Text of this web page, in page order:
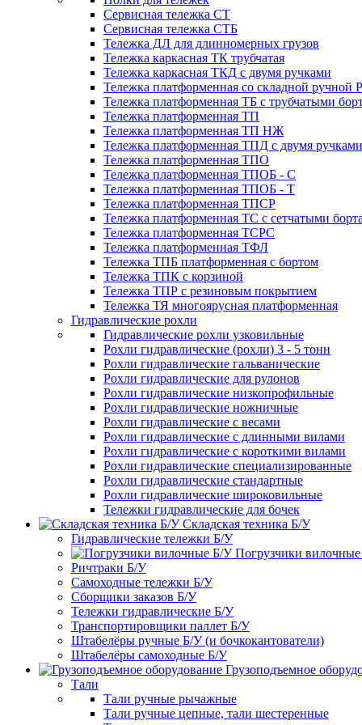
Сервисная тележка СТ
Сервисная тележка СТБ
Тележка ДЛ для длинномерных грузов
Тележка каркасная ТК трубчатая
Тележка каркасная ТКД с двумя ручками
Тележка платформенная со складной ручной
Тележка платформенная ТБ с трубчатыми
Тележка платформенная ТП
Тележка платформенная ТП НЖ
Тележка платформенная ТПД с двумя ручками
Тележка платформенная ТПО
Тележка платформенная ТПОБ - С
Тележка платформенная ТПОБ - Т
Тележка платформенная ТПСР
Тележка платформенная ТС с сетчатыми
Тележка платформенная ТСРС
Тележка платформенная ТФЛ
Тележка ТПБ платформенная с бортом
Тележка ТПК с корзиной
Тележка ТПР с резиновым покрытием
Тележка ТЯ многоярусная платформенная
Гидравлические рохли
Гидравлические рохли узковильные
Рохли гидравлические (рохли) 3 - 5 тонн
Рохли гидравлические гальванические
Рохли гидравлические для рулонов
Рохли гидравлические низкопрофильные
Рохли гидравлические ножничные
Рохли гидравлические с весами
Рохли гидравлические с длинными вилами
Рохли гидравлические с короткими вилами
Рохли гидравлические специализированные
Рохли гидравлические стандартные
Рохли гидравлические широковильные
Тележки гидравлические для бочек
Складская техника Б/У
Гидравлические тележки Б/У
Погрузчики
Ричтраки Б/У
Самоходные тележки Б/У
Сборщики заказов Б/У
Тележки гидравлические Б/У
Транспортировщики паллет Б/У
Штабелёры ручные Б/У (и бочкокантователи)
Штабелёры самоходные Б/У
Грузоподъемное
Тали
Тали ручные рычажные
Тали ручные цепные, тали шестеренные